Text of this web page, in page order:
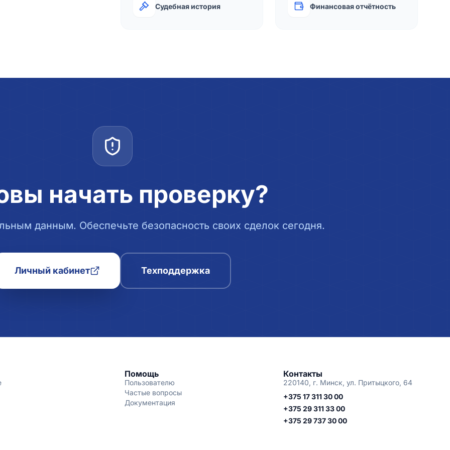
Судебная история Финансовая отчётность
начать проверку?
данным. Обеспечьте безопасность своих сделок сегодня.
Личный кабинет Техподдержка
Помощь
Пользователю
Частые вопросы
Документация
Контакты
220140, г. Минск, ул. Притыцкого, 64
+375 17 311 30 00
+375 29 311 33 00
+375 29 737 30 00